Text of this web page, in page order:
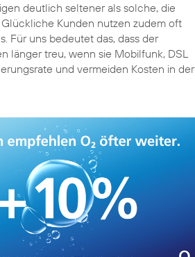
deutlich seltener als solche, die
Kunden nutzen zudem oft
Für uns bedeutet das, dass der
länger treu, wenn sie Mobilfunk, DSL
und vermeiden Kosten in der